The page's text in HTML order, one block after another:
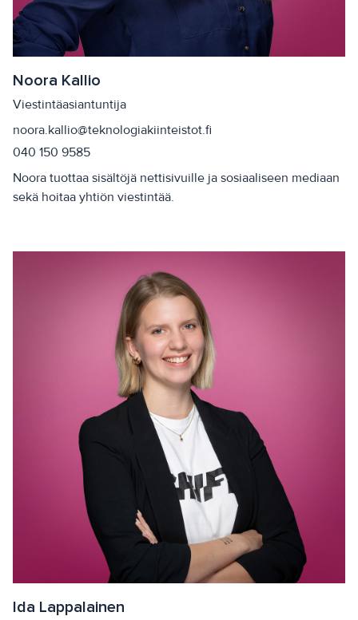
Noora Kallio
Viestintäasiantuntija
noora.kallio@teknologiakiinteistot.fi
040 150 9585
Noora tuottaa sisältöjä nettisivuille ja sosiaaliseen mediaan
sekä hoitaa yhtiön viestintää.
Ida Lappalainen